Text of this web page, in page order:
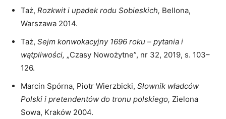
Taż, Rozkwit i upadek rodu Sobieskich, Bellona,
Warszawa 2014.
Taż, Sejm konwokacyjny 1696 roku – pytania i
wątpliwości, „Czasy Nowożytne”, nr 32, 2019, s. 103–
126.
Marcin Spórna, Piotr Wierzbicki, Słownik władców
Polski i pretendentów do tronu polskiego, Zielona
Sowa, Kraków 2004.